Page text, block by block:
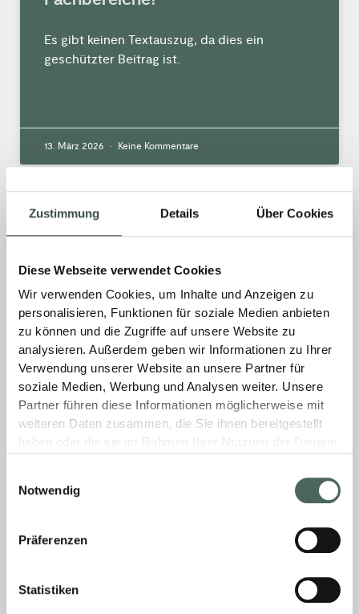
Zustimmung Details Über Cookies
Diese Webseite verwendet Cookies
Wir verwenden Cookies, um Inhalte und Anzeigen zu
personalisieren, Funktionen für soziale Medien anbieten
zu können und die Zugriffe auf unsere Website zu
analysieren. Außerdem geben wir Informationen zu Ihrer
Verwendung unserer Website an unsere Partner für
soziale Medien, Werbung und Analysen weiter. Unsere
Partner führen diese Informationen möglicherweise mit
weiteren Daten zusammen, die Sie ihnen bereitgestellt
haben oder die sie im Rahmen Ihrer Nutzung der Dienste
Notwendig
Präferenzen
Statistiken
Es gibt keinen Textauszug, da dies ein
geschützter Beitrag ist.
13. März 2026 Keine Kommentare
Geschützt: Wie lauten die
Kontaktdaten der
Ansprechpartner für die
Beschaffung von Haustechnik-
Artikeln.
Es gibt keinen Textauszug, da dies ein
geschützter Beitrag ist.
MEHR »
16. Februar 2026 Keine Kommentare
Ansprechpartner aus der Logistik?
Es gibt keinen Textauszug, da dies ein